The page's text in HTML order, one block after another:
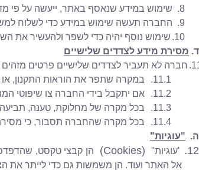
8.
שימוש במידע שנאסף באתר, ייעשה על פי
9.
החברה תעשה שימוש במידע כדי לשלוח
10. שימוש נוסף יהיה כדי לשפר ולהעשיר את
ד. מסירת מידע לצדדים שלישיים
חברה לא תעביר לצדדים שלישיים פרטים
11.1.
במקרה שתפר את הוראות התקנון, או
11.2.
אם יתקבל בידי החברה צו שיפוטי
11.3.
בכל מקרה של מחלוקת, טענה, תביעה,
11.4.
בכל מקרה שהחברה תסבור, כי מסירת
ה. "עוגיות"
12. 'עוגיות" (Cookies)
הן קבצי טקסט,
אל האתר ועוד. הן משמשות גם כדי לייתר